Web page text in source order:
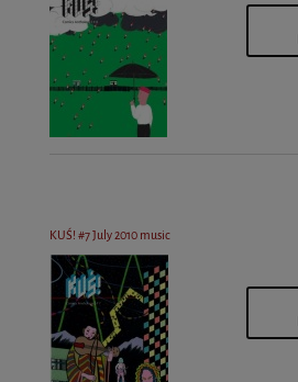
KUŚ! #7 July 2010 music